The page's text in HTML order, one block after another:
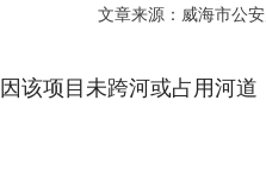
文章来源：威海市公
因该项目未跨河或占用河道